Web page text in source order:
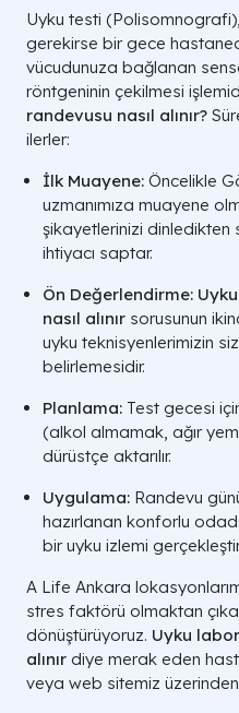
Uyku testi
gerekirse bir gece
vücudunuza bağlanan
röntgeninin çekilmesi
randevusu nasıl alınır?
ilerler:
İlk Muayene: Öncelikle
uzmanımıza muayene
şikayetlerinizi dinledikten
ihtiyacı saptar.
Ön Değerlendirme:
nasıl alınır sorusunun
uyku teknisyenlerimizin
belirlemesidir.
Planlama: Test gecesi
(alkol almamak, ağır
dürüstçe aktarılır.
Uygulama: Randevu
hazırlanan konforlu
bir uyku izlemi
A Life Ankara
stres faktörü olmaktan
dönüştürüyoruz. Uyku
alınır diye merak eden
veya web sitemiz